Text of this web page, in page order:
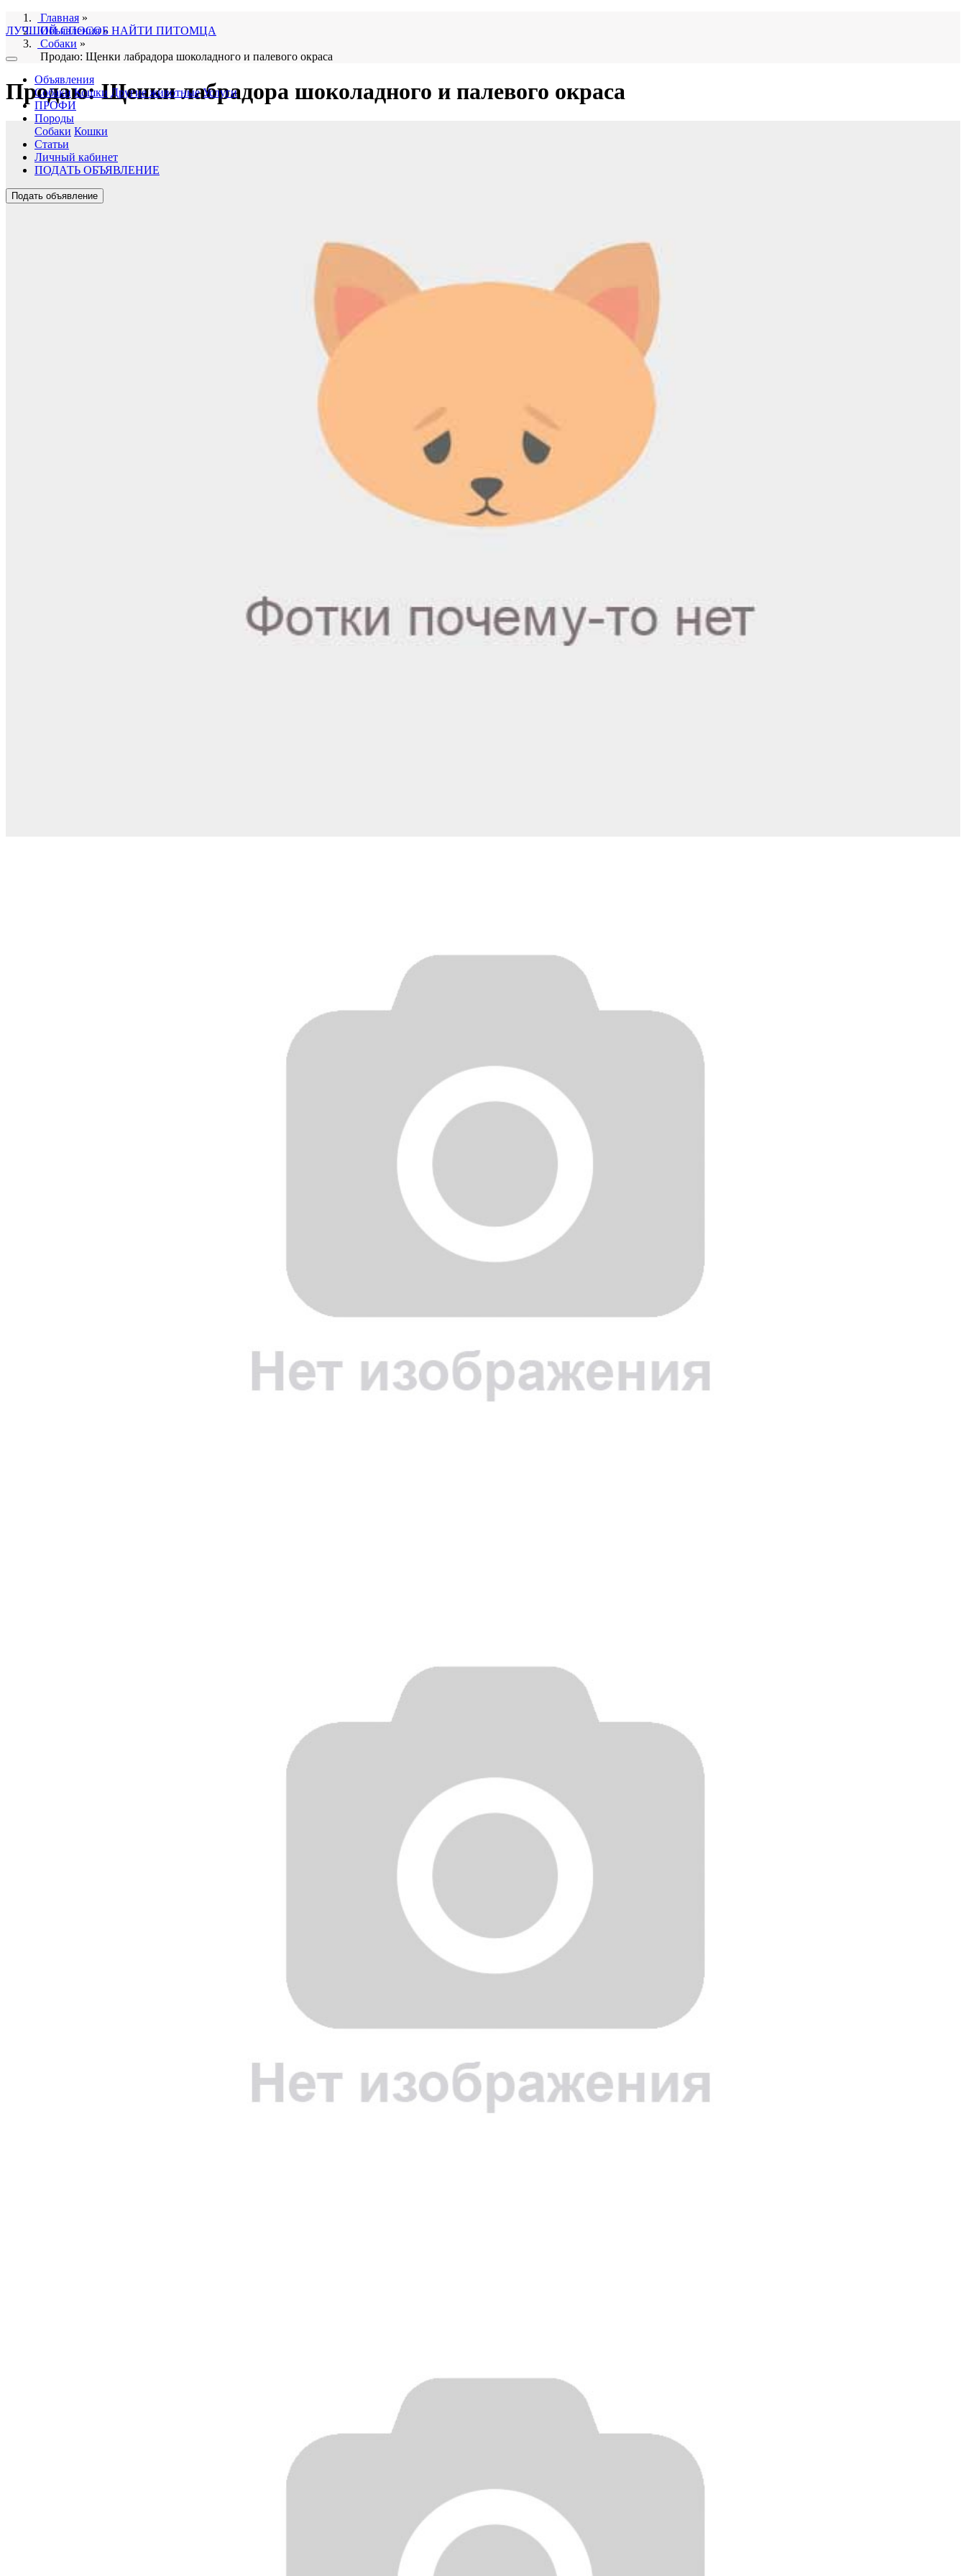
ЛУЧШИЙ СПОСОБ НАЙТИ ПИТОМЦА
Объявления
Собаки Кошки Другие животные Услуги
ПРОФИ
Породы
Собаки Кошки
Статьи
Личный кабинет
ПОДАТЬ ОБЪЯВЛЕНИЕ
Подать объявление
Главная »
Объявления»
Собаки »
Продаю: Щенки лабрадора шоколадного и палевого окраса
Продаю: Щенки лабрадора шоколадного и палевого окраса